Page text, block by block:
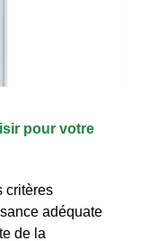
pour votre
critères
adéquate
de la